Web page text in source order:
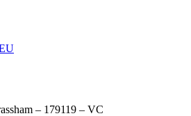
– 179119 – VC